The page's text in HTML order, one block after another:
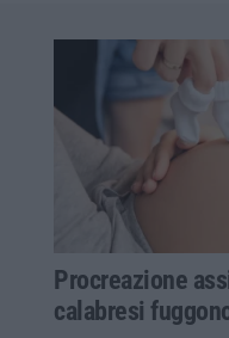
Procreazione
calabresi